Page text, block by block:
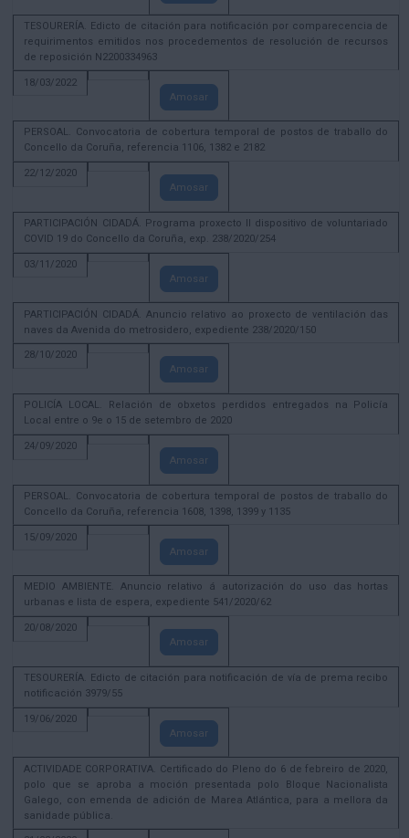
TESOURERÍA. Edicto de citación para notificación por comparecencia de
requirimentos emitidos nos procedementos de resolución de recursos
de reposición N2200334963
18/03/2022
Amosar
PERSOAL. Convocatoria de cobertura temporal de postos de traballo do
Concello da Coruña, referencia 1106, 1382 e 2182
22/12/2020
Amosar
PARTICIPACIÓN CIDADÁ. Programa proxecto II dispositivo de voluntariado
COVID 19 do Concello da Coruña, exp. 238/2020/254
03/11/2020
Amosar
PARTICIPACIÓN CIDADÁ. Anuncio relativo ao proxecto de ventilación das
naves da Avenida do metrosidero, expediente 238/2020/150
28/10/2020
Amosar
POLICÍA LOCAL. Relación de obxetos perdidos entregados na Policía
Local entre o 9e o 15 de setembro de 2020
24/09/2020
Amosar
PERSOAL. Convocatoria de cobertura temporal de postos de traballo do
Concello da Coruña, referencia 1608, 1398, 1399 y 1135
15/09/2020
Amosar
MEDIO AMBIENTE. Anuncio relativo á autorización do uso das hortas
urbanas e lista de espera, expediente 541/2020/62
20/08/2020
Amosar
TESOURERÍA. Edicto de citación para notificación de vía de prema recibo
notificación 3979/55
19/06/2020
Amosar
ACTIVIDADE CORPORATIVA. Certificado do Pleno do 6 de febreiro de 2020,
polo que se aproba a moción presentada polo Bloque Nacionalista
Galego, con emenda de adición de Marea Atlántica, para a mellora da
sanidade pública.